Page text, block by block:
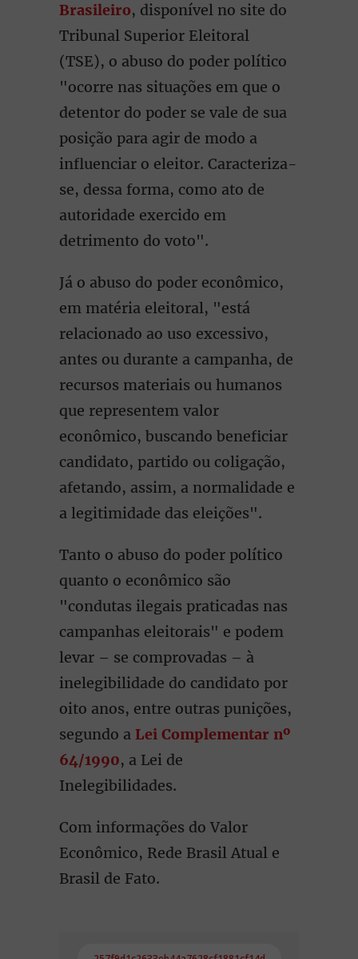
Brasileiro, disponível no site do
Tribunal Superior Eleitoral
(TSE), o abuso do poder político
"ocorre nas situações em que o
detentor do poder se vale de sua
posição para agir de modo a
influenciar o eleitor. Caracteriza-
se, dessa forma, como ato de
autoridade exercido em
detrimento do voto".
Já o abuso do poder econômico,
em matéria eleitoral, "está
relacionado ao uso excessivo,
antes ou durante a campanha, de
recursos materiais ou humanos
que representem valor
econômico, buscando beneficiar
candidato, partido ou coligação,
afetando, assim, a normalidade e
a legitimidade das eleições".
Tanto o abuso do poder político
quanto o econômico são
"condutas ilegais praticadas nas
campanhas eleitorais" e podem
levar – se comprovadas – à
inelegibilidade do candidato por
oito anos, entre outras punições,
segundo a Lei Complementar nº
64/1990, a Lei de
Inelegibilidades.
Com informações do Valor
Econômico, Rede Brasil Atual e
Brasil de Fato.